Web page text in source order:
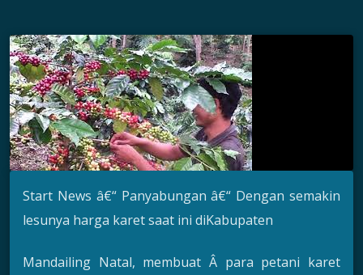
Start News â€“ Panyabungan â€“ Dengan semakin
lesunya harga karet saat ini diKabupaten
Mandailing Natal, membuat Â para petani karet